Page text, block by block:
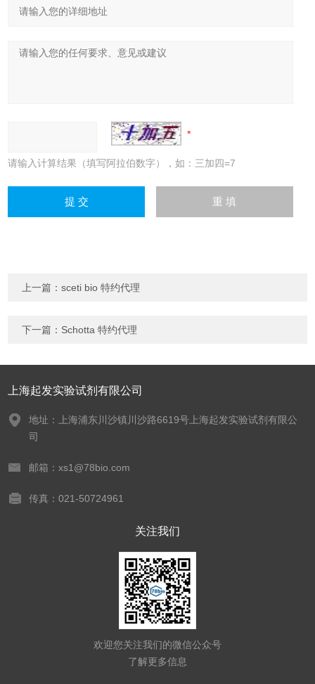
请输入计算结果（填写阿拉伯数字），如：三加四=7
上一篇：sceti bio 特约代理
下一篇： Schotta 特约代理
上海起发实验试剂有限公司
地址：上海浦东川沙镇川沙路6619号上海起发实验试剂有限公
司
邮箱：xs1@78bio.com
传真：021-50724961
关注我们
欢迎您关注我们的微信公众号
了解更多信息